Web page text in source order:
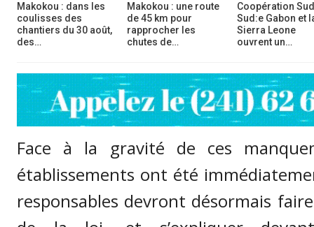
Makokou : dans les
coulisses des
chantiers du 30 août,
des…
Makokou : une route
de 45 km pour
rapprocher les
chutes de…
Coopération
Sud:e Gabon et
Sierra Leone
ouvrent un…
Face à la gravité de ces
établissements ont été
responsables devront désormais